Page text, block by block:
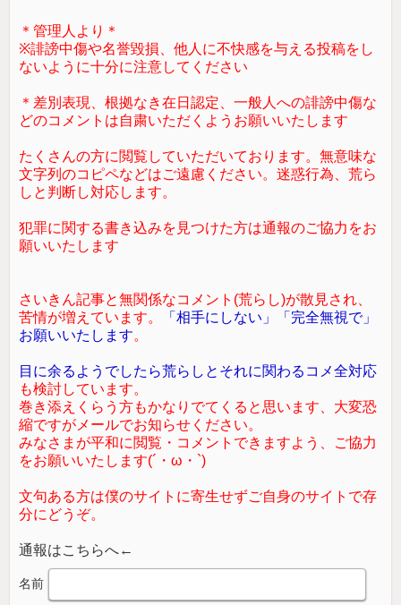
＊管理人より＊
※誹謗中傷や名誉毀損、他人に不快感を与える投稿をし
ないように十分に注意してください
＊差別表現、根拠なき在日認定、一般人への誹謗中傷な
どのコメントは自粛いただくようお願いいたします
たくさんの方に閲覧していただいております。無意味な
文字列のコピペなどはご遠慮ください。迷惑行為、荒ら
しと判断し対応します。
犯罪に関する書き込みを見つけた方は通報のご協力をお
願いいたします
さいきん記事と無関係なコメント(荒らし)が散見され、
苦情が増えています。
「相手にしない」「完全無視で」
お願いいたします。
目に余るようでしたら荒らしとそれに関わるコメ全対応
も検討しています。
巻き添えくらう方もかなりでてくると思います、大変恐
縮ですがメールでお知らせください。
みなさまが平和に閲覧・コメントできますよう、ご協力
をお願いいたします(´・ω・`)
文句ある方は僕のサイトに寄生せずご自身のサイトで存
分にどうぞ。
通報はこちらへ←
名前